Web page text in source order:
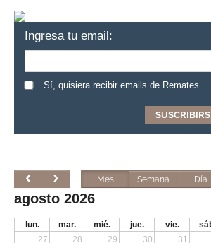
Ingresa tu email:
Sí, quisiera recibir emails de Remates.
Mes Semana Día
agosto 2026
lun. mar. mié. jue. vie.
27
28 29 30 31